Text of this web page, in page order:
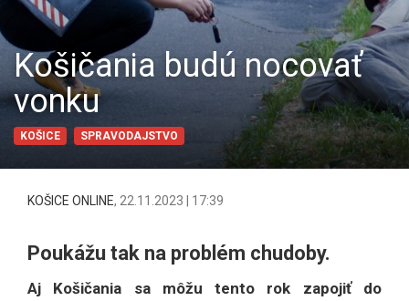
Košičania budú nocovať
vonku
KOŠICE SPRAVODAJSTVO
KOŠICE ONLINE, 22.11.2023 | 17:39
Poukážu tak na problém chudoby.
Aj Košičania sa môžu tento rok zapojiť do